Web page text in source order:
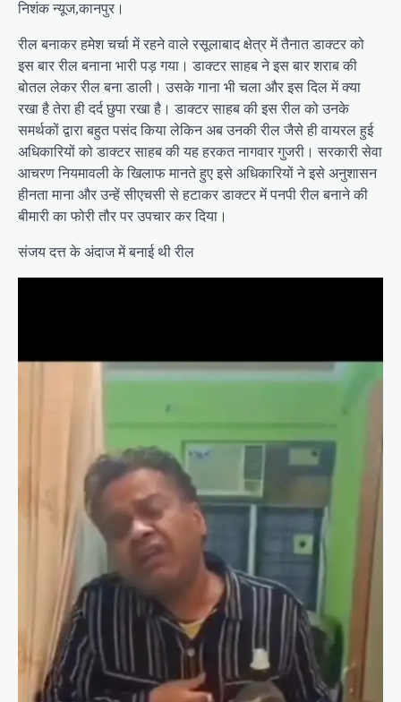
निशंक न्यूज,कानपुर।
रील बनाकर हमेश चर्चा में रहने वाले रसूलाबाद क्षेत्र में तैनात डाक्टर को
इस बार रील बनाना भारी पड़ गया। डाक्टर साहब ने इस बार शराब की
बोतल लेकर रील बना डाली। उसके गाना भी चला और इस दिल में क्या
रखा है तेरा ही दर्द छुपा रखा है। डाक्टर साहब की इस रील को उनके
समर्थकों द्वारा बहुत पसंद किया लेकिन अब उनकी रील जैसे ही वायरल हुई
अधिकारियों को डाक्टर साहब की यह हरकत नागवार गुजरी। सरकारी सेवा
आचरण नियमावली के खिलाफ मानते हुए इसे अधिकारियों ने इसे अनुशासन
हीनता माना और उन्हें सीएचसी से हटाकर डाक्टर में पनपी रील बनाने की
बीमारी का फोरी तौर पर उपचार कर दिया।
संजय दत्त के अंदाज में बनाई थी रील